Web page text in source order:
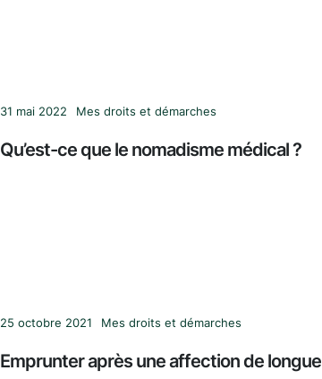
31 mai 2022 Mes droits et démarches
Qu’est-ce que le nomadisme médical ?
25 octobre 2021 Mes droits et démarches
Emprunter après une affection de longue